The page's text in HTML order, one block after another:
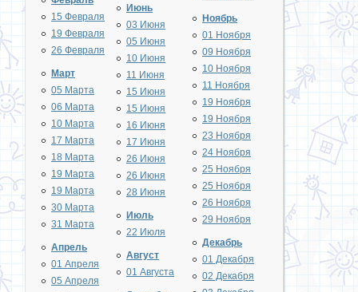
15 Февраля
19 Февраля
26 Февраля
Март
05 Марта
06 Марта
10 Марта
17 Марта
18 Марта
19 Марта
19 Марта
30 Марта
31 Марта
Апрель
01 Апреля
05 Апреля
Июнь
03 Июня
05 Июня
10 Июня
11 Июня
15 Июня
15 Июня
16 Июня
17 Июня
26 Июня
26 Июня
28 Июня
Июль
22 Июля
Август
01 Августа
Ноябрь
01 Ноября
09 Ноября
10 Ноября
11 Ноября
19 Ноября
19 Ноября
23 Ноября
24 Ноября
25 Ноября
25 Ноября
26 Ноября
29 Ноября
Декабрь
01 Декабря
02 Декабря